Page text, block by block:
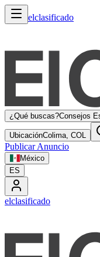
elclasificado
¿Qué buscas?Consejos
UbicaciónColima, COL
Publicar Anuncio
México
ES
elclasificado